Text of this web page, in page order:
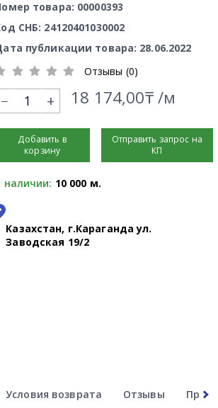
товара: 00000393
СНБ: 24120401030002
публикации товара: 28.06.2022
Отзывы (0)
+ 18 174,00₸ /м
Добавить в
корзину
Отправить запрос на
КП
наличии: 10 000 м.
Казахстан, г.Караганда ул.
Заводская 19/2
Условия возврата Отзывы Прочее